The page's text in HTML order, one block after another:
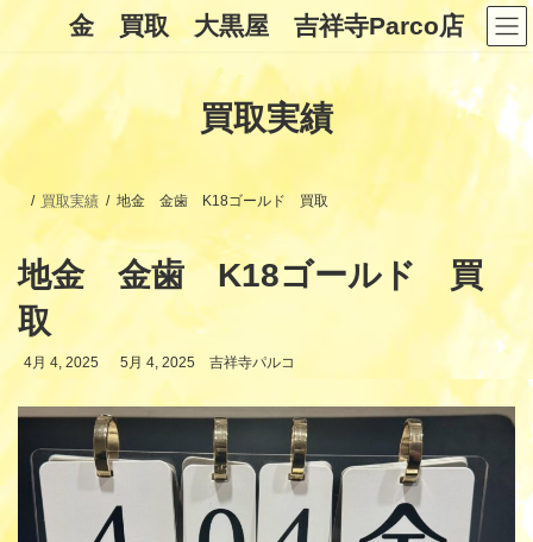
ン
キ
ッ
ー
に
移
金 買取 大黒屋 吉祥寺Parco店
買取実績
買取実績 地金 金歯 K18ゴールド 買取
地金 金歯 K18ゴールド 買
取
4月 4, 2025
最
新
日
時
5月 4, 2025 吉祥寺パルコ